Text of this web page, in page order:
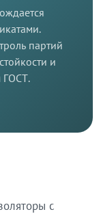
партий
и
ГОСТ.
с